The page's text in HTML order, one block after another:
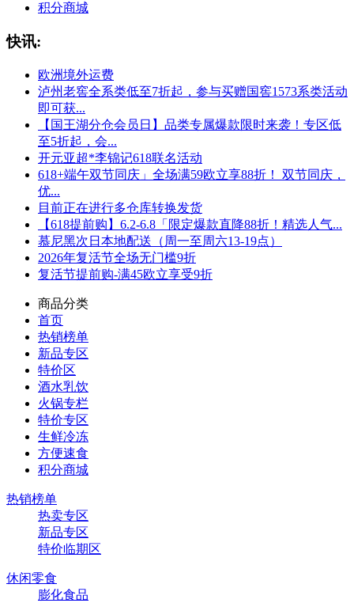
积分商城
快讯:
欧洲境外运费
泸州老窖全系类低至7折起，参与买赠国窖1573系类活动
即可获...
【国王湖分仓会员日】品类专属爆款限时来袭！专区低
至5折起，会...
开元亚超*李锦记618联名活动
618+端午双节同庆」全场满59欧立享88折！ 双节同庆，
优...
目前正在进行多仓库转换发货
【618提前购】6.2-6.8「限定爆款直降88折！精选人气...
慕尼黑次日本地配送（周一至周六13-19点）
2026年复活节全场无门槛9折
复活节提前购-满45欧立享受9折
商品分类
首页
热销榜单
新品专区
特价区
酒水乳饮
火锅专栏
特价专区
生鲜冷冻
方便速食
积分商城
热销榜单
热卖专区
新品专区
特价临期区
休闲零食
膨化食品